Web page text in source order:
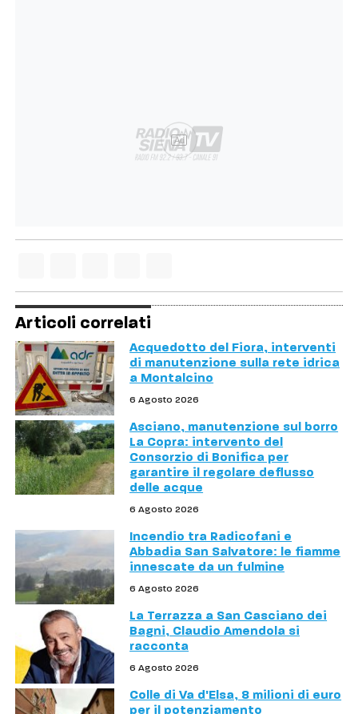
Ad
Articoli correlati
Acquedotto del Fiora, interventi
di manutenzione sulla rete idrica
a Montalcino
6 Agosto 2026
Asciano, manutenzione sul borro
La Copra: intervento del
Consorzio di Bonifica per
garantire il regolare deflusso
delle acque
6 Agosto 2026
Incendio tra Radicofani e
Abbadia San Salvatore: le fiamme
innescate da un fulmine
6 Agosto 2026
La Terrazza a San Casciano dei
Bagni, Claudio Amendola si
racconta
6 Agosto 2026
Colle di Va d'Elsa, 8 milioni di euro
per il potenziamento